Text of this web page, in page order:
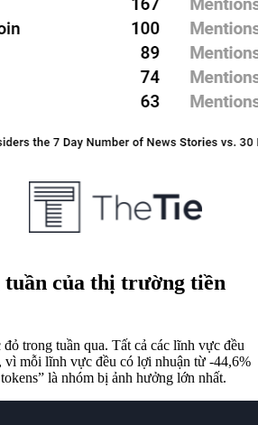
tuần của thị trường tiền
trong tuần qua. Tất cả các lĩnh vực đều
vì mỗi lĩnh vực đều có lợi nhuận từ -44,6%
là nhóm bị ảnh hưởng lớn nhất.